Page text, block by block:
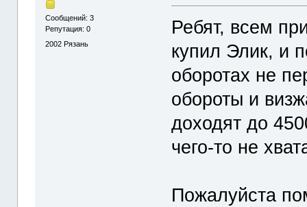
Сообщений: 3
Репутация: 0
2002 Рязань
Ребят, всем
купил Элик, и
оборотах не
обороты и
доходят до
чего-то не
Пожалуйста